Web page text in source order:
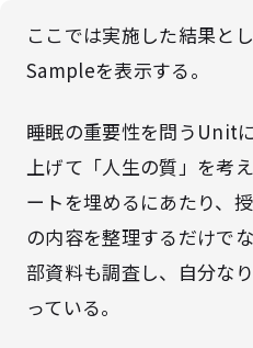
ここでは実施した結果と
Sampleを表示する。
睡眠の重要性を問うUnit
上げて「人生の質」を考
ートを埋めるにあたり、
の内容を整理するだけで
部資料も調査し、自分な
っている。